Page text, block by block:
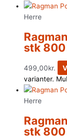
Herre
stk 800
499,00kr.
varianter.
Herre
stk 800